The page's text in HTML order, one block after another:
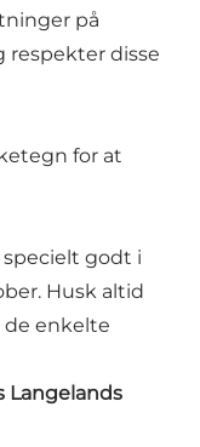
på
respekter disse
for at
godt i
Husk altid
enkelte
Langelands